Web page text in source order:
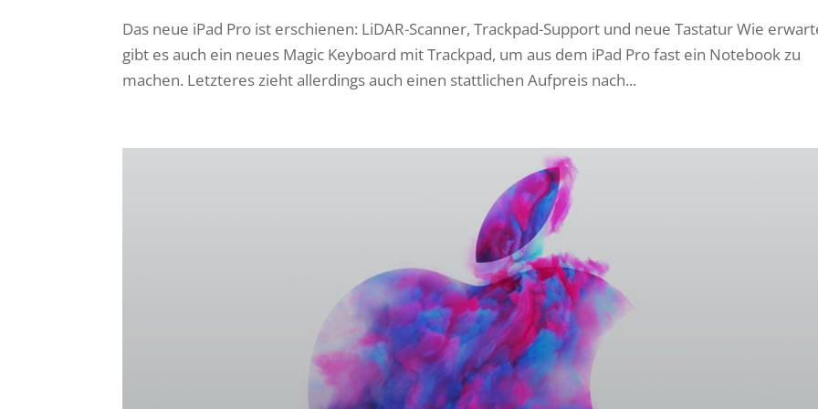
Das neue iPad Pro ist erschienen: LiDAR-Scanner, Trackpad-Support und neue Tastatur Wie
gibt es auch ein neues Magic Keyboard mit Trackpad, um aus dem iPad Pro fast ein Notebook zu
machen. Letzteres zieht allerdings auch einen stattlichen Aufpreis nach...